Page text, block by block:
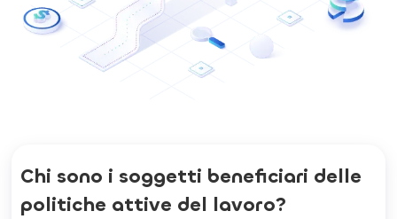
Chi sono i soggetti beneficiari delle
politiche attive del lavoro?